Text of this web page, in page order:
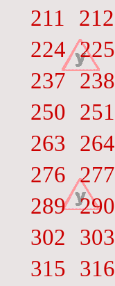
211
212
224 225
237
238
250
251
263
264
276 277
289 290
302
303
315
316